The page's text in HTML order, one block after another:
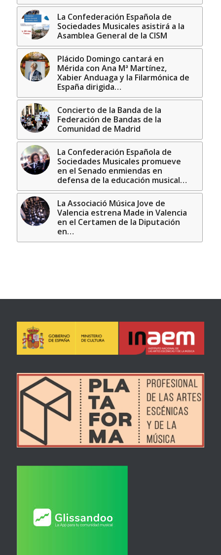
La Confederación Española de
Sociedades Musicales asistirá a la
Asamblea General de la CISM
Plácido Domingo cantará en
Mérida con Ana Mª Martínez,
Xabier Anduaga y la Filarmónica de
España dirigida…
Concierto de la Banda de la
Federación de Bandas de la
Comunidad de Madrid
La Confederación Española de
Sociedades Musicales promueve
en el Senado enmiendas en
defensa de la educación musical…
La Associació Música Jove de
Valencia estrena Made in Valencia
en el Certamen de la Diputación
en…